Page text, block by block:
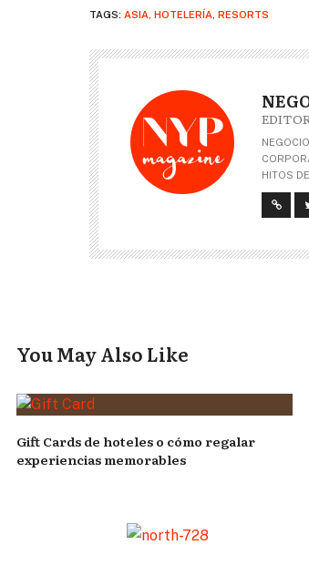
TAGS: ASIA HOTELERÍA RESORTS
EDITOR
HITOS
You May Also Like
Gift Cards de hoteles o cómo regalar
experiencias memorables